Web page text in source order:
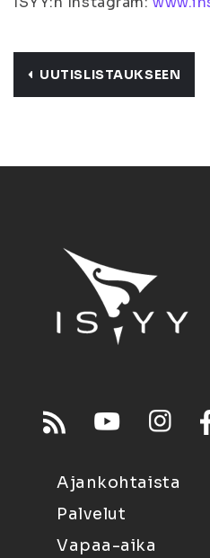
UUTISLISTAUKSEEN
Ajankohtaista
Palvelut
Vapaa-aika